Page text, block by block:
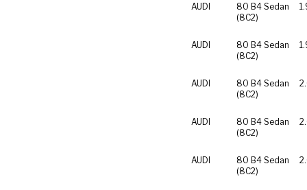
AUDI
80 B4 Sedan
(8C2)
AUDI
80 B4 Sedan
(8C2)
AUDI
80 B4 Sedan
(8C2)
AUDI
80 B4 Sedan
(8C2)
AUDI
80 B4 Sedan
(8C2)